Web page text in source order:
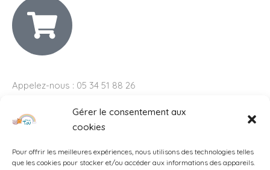
Gérer le consentement aux
cookies
Pour offrir les meilleures expériences, nous utilisons des technologies telles
que les cookies pour stocker et/ou accéder aux informations des appareils.
Appelez-nous : 05 34 51 88 26
Adresse : 3 Rue André Savés, Toulouse
Service-client :lesptitstou31@gmail.com